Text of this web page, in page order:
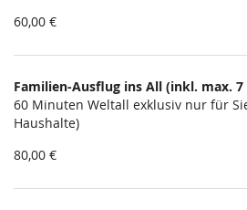
60,00 €
Familien-Ausflug ins All (inkl. max. 7
60 Minuten Weltall exklusiv nur für
Haushalte)
80,00 €